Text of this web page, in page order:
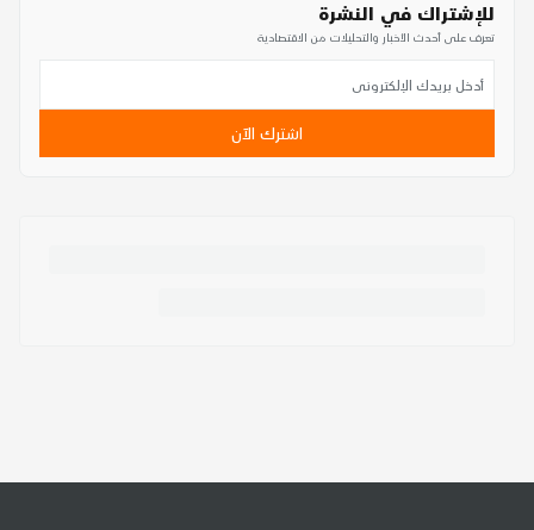
للإشتراك في النشرة
تعرف على أحدث الأخبار والتحليلات من الاقتصادية
اشترك الآن